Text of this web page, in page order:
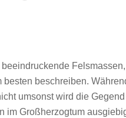
beschreiben.
umsonst wird die
im Großherzogtum